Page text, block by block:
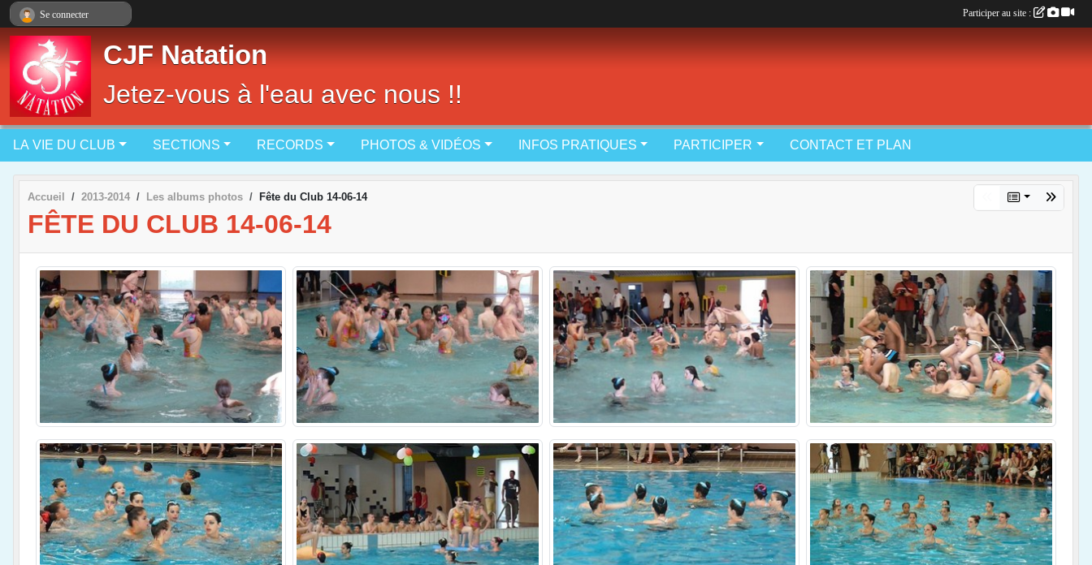
CJF Natation
Jetez-vous à l'eau avec nous !!
LA VIE DU CLUB SECTIONS RECORDS PHOTOS & VIDÉOS INFOS PRATIQUES PARTICIPER CONTACT ET PLAN
Accueil 2013-2014 Les albums photos Fête du Club 14-06-14
FÊTE DU CLUB 14-06-14
Se connecter Participer au site :
Panneau de gestion des cookies